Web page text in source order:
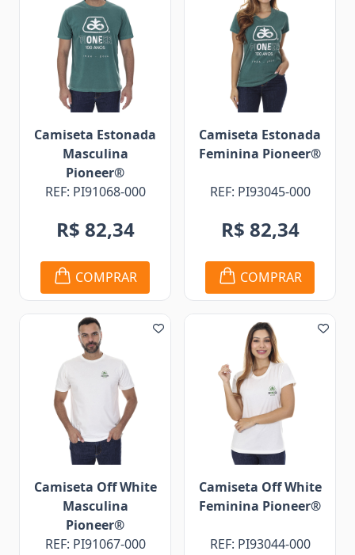
Camiseta Estonada
Masculina
Pioneer®
REF: PI91068-000
R$ 82,34
COMPRAR
Camiseta Estonada
Feminina Pioneer®
REF: PI93045-000
R$ 82,34
COMPRAR
Camiseta Off White
Masculina
Pioneer®
REF: PI91067-000
Camiseta Off White
Feminina Pioneer®
REF: PI93044-000